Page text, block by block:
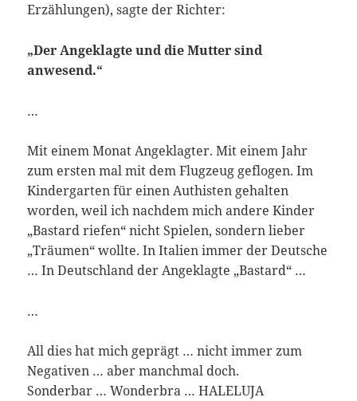
Erzählungen), sagte der Richter:
„Der Angeklagte und die Mutter sind
anwesend.“
…
Mit einem Monat Angeklagter. Mit einem Jahr
zum ersten mal mit dem Flugzeug geflogen. Im
Kindergarten für einen Authisten gehalten
worden, weil ich nachdem mich andere Kinder
„Bastard riefen“ nicht Spielen, sondern lieber
„Träumen“ wollte. In Italien immer der Deutsche
… In Deutschland der Angeklagte „Bastard“ …
…
All dies hat mich geprägt … nicht immer zum
Negativen … aber manchmal doch.
Sonderbar … Wonderbra … HALELUJA